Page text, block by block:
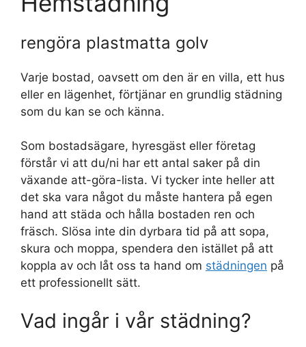
rengöra plastmatta golv
Varje bostad, oavsett om den är en villa, ett hus
eller en lägenhet, förtjänar en grundlig städning
som du kan se och känna.
Som bostadsägare, hyresgäst eller företag
förstår vi att du/ni har ett antal saker på din
växande att-göra-lista. Vi tycker inte heller att
det ska vara något du måste hantera på egen
hand att städa och hålla bostaden ren och
fräsch. Slösa inte din dyrbara tid på att sopa,
skura och moppa, spendera den istället på att
koppla av och låt oss ta hand om städningen på
ett professionellt sätt.
Vad ingår i vår städning?